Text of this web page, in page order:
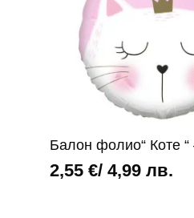
Балон фолио“ Коте “
2,55 €/ 4,99 лв.